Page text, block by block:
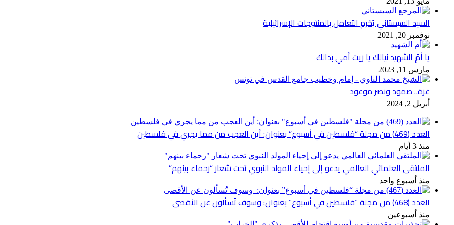
السيد السيستاني يُحّرم التعامل بالمنتوجات الإسرائيلية
نوفمبر 20, 2021
يا أمّ الشهيد نيالك يا ريت أمي بدالك
مارس 11, 2023
غزة.. صمود ونصر موعود
أبريل 2, 2024
العدد (469) من مجلة “فلسطين في أسبوع” بعنوان: أين العجب من مما يجري في فلسطين
منذ 3 أيام
الملتقى العلمائي العالمي يدعو إلى إحياء المولد النبوي تحت شعار “رحماء بينهم”
منذ أسبوع واحد
العدد (468) من مجلة “فلسطين في أسبوع” بعنوان: وسوف تُسألون عن الأقصى
منذ أسبوعين